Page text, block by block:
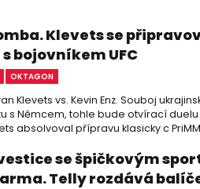
Klevets se
bojovníkem UFC
OKTAGON
Klevets vs. Kevin Enz. Souboj
s Němcem, tohle bude otvírací
absolvoval přípravu klasicky c
se špičkovým
Telly rozdává